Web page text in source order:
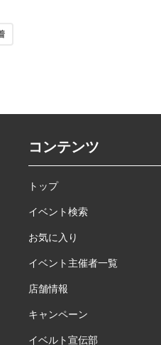
コンテンツ
トップ
イベント検索
お気に入り
イベント主催者一覧
店舗情報
キャンペーン
イベルト宣伝部